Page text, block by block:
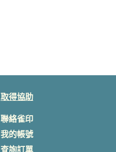
取得協助
聯絡雀印
我的帳號
查詢訂單